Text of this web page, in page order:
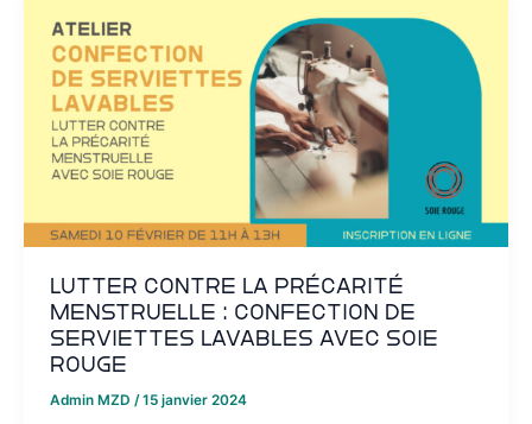
Lutter contre la précarité
menstruelle : confection de
serviettes lavables avec Soie
Rouge
Admin MZD /15 janvier 2024